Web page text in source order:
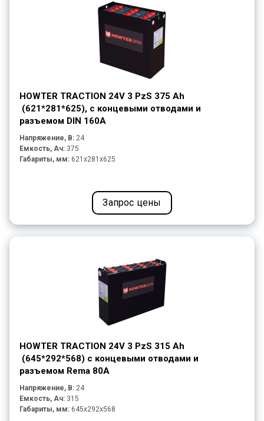
HOWTER TRACTION 24V 3 PzS 375 Ah
(621*281*625), с концевыми отводами и
разъемом DIN 160A
Напряжение, В: 24
Емкость, Ач: 375
Габариты, мм: 621x281x625
Запрос цены
HOWTER TRACTION 24V 3 PzS 315 Ah
(645*292*568) с концевыми отводами и
разъемом Rema 80A
Напряжение, В: 24
Емкость, Ач: 315
Габариты, мм: 645x292x568